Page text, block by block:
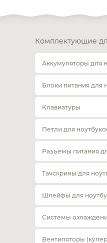
Комплектующие
Аккумуляторы для
Блоки питания для
Клавиатуры
Петли для
Разъемы питания
Тачскрины для
Шлейфы для
Системы
Вентиляторы